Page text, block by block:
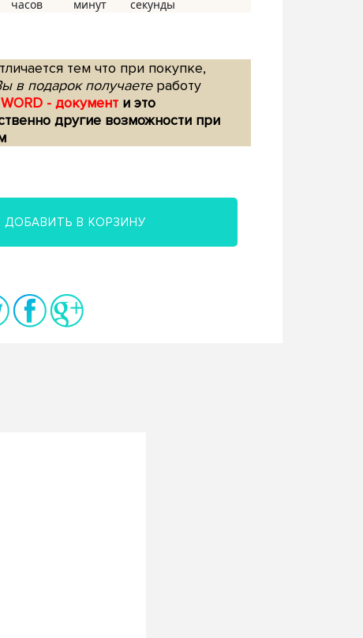
тем что при покупке,
в подарок получаетеработу
- документ и это
другие возможности при
ДОБАВИТЬ В КОРЗИНУ